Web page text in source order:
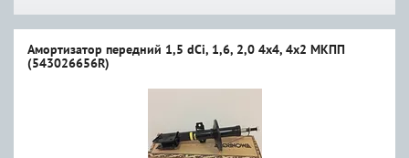
Амортизатор передний 1,5 dCi, 1,6, 2,0 4х4, 4х2 МКПП
(543026656R)